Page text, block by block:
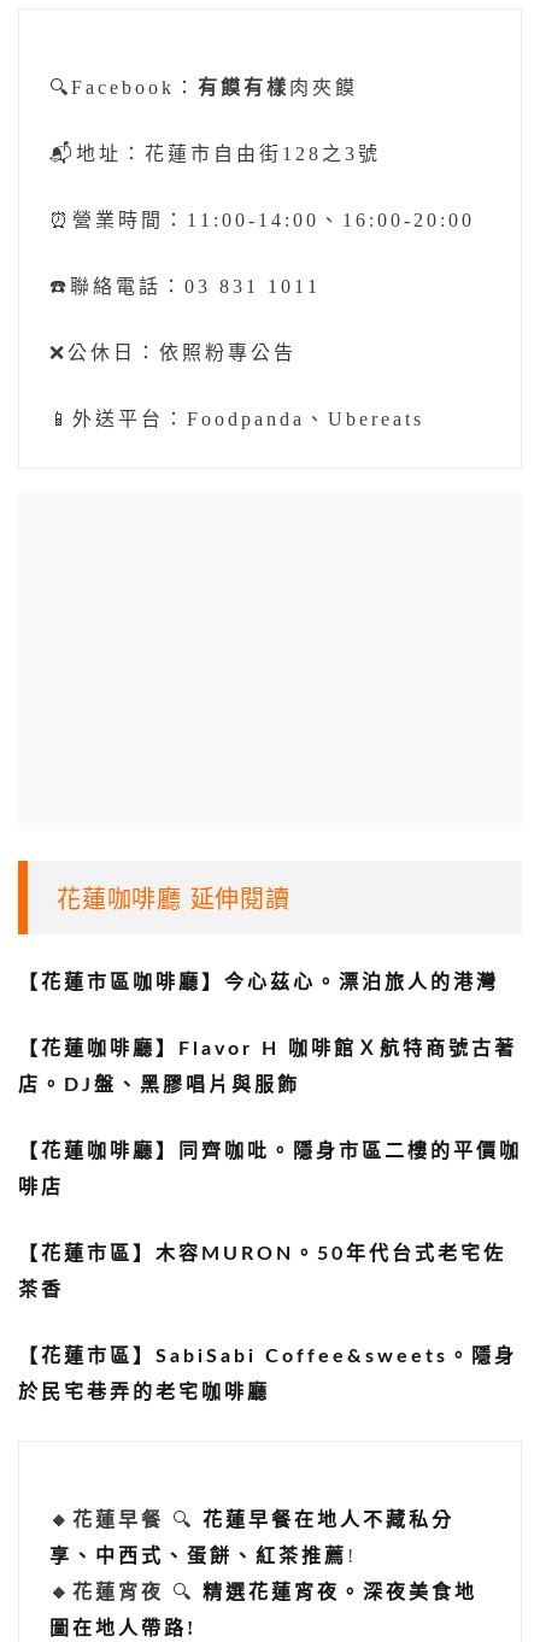
🔍Facebook： 有饃有樣 肉夾饃
📬地址：花蓮市自由街128之3號
⏰營業時間：11:00-14:00、16:00-20:00
☎️聯絡電話：03 831 1011
❌公休日：依照粉專公告
📱外送平台：Foodpanda、Ubereats
花蓮咖啡廳 延伸閱讀
【花蓮市區咖啡廳】今心茲心。漂泊旅人的港灣
【花蓮咖啡廳】Flavor H 咖啡館Ｘ航特商號古著
店。DJ盤、黑膠唱片與服飾
【花蓮咖啡廳】同齊咖吡。隱身市區二樓的平價咖
啡店
【花蓮市區】木容MURON。50年代台式老宅佐
茶香
【花蓮市區】SabiSabi Coffee&sweets。隱身
於民宅巷弄的老宅咖啡廳
🔸花蓮早餐 🔍 花蓮早餐在地人不藏私分
享、中西式、蛋餅、紅茶推薦 !
🔸花蓮宵夜
🔍 精選花蓮宵夜。深夜美食地
圖在地人帶路!